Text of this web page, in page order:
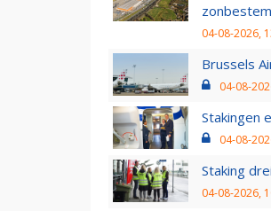
04-08-2026,
Brussels
04-08-
Stakingen
04-08-
Staking
04-08-2026,